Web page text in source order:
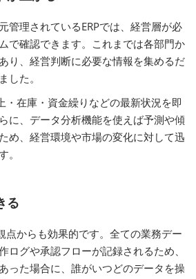
管理されているERPでは、経営層が必
で確認できます。これまでは各部門か
り、経営判断に必要な情報を集めるだ
した。
・在庫・資金繰りなどの最新状況を即
に、データ分析機能を使えば予測や傾
め、経営環境や市場の変化に対して迅
。
る
点からも効果的です。全ての業務デー
ログや承認フローが記録されるため、
った場合に、誰がいつどのデータを操